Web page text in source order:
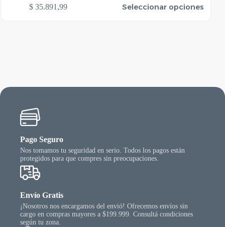
$ 35.891,99 Seleccionar opciones
Pago Seguro
Nos tomamos tu seguridad en serio. Todos los pagos están
protegidos para que compres sin preocupaciones.
Envío Gratis
¡Nosotros nos encargamos del envió! Ofrecemos envíos sin
cargo en compras mayores a $199.999. Consultá condiciones
según tu zona.